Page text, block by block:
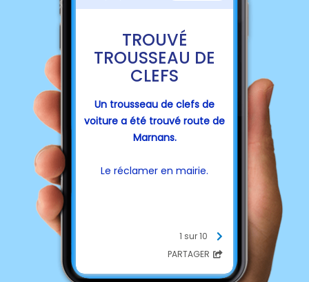
TROUVÉ
TROUSSEAU DE
CLEFS
Un trousseau de clefs de
voiture a été trouvé route de
Marnans.
Le réclamer en mairie.
1 sur 10
PARTAGER